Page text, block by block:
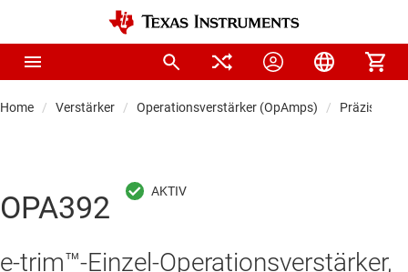
Home Verstärker Operationsverstärker (OpAmps)
OPA392
e-trim™-Einzel-Operationsverstärker,